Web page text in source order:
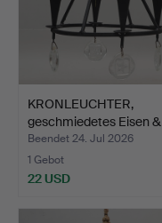
KRONLEUCHTER,
geschmiedetes Eisen &
Glas, …
Beendet 24. Jul 2026
1 Gebot
22 USD